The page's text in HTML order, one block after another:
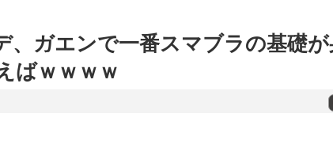
、ガエンで一番スマブラの基礎
ばｗｗｗｗ